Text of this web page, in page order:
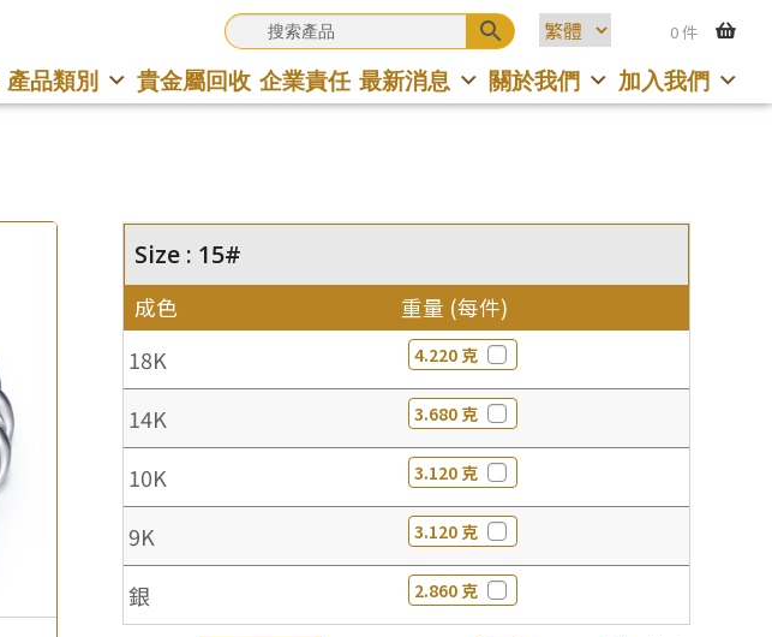
0 件
產品類別 貴金屬回收 企業責任 最新消息 關於我們 加入我們
Size : 15#
成色 重量 (每件)
18K 4.220 克
14K 3.680 克
10K 3.120 克
9K 3.120 克
銀 2.860 克